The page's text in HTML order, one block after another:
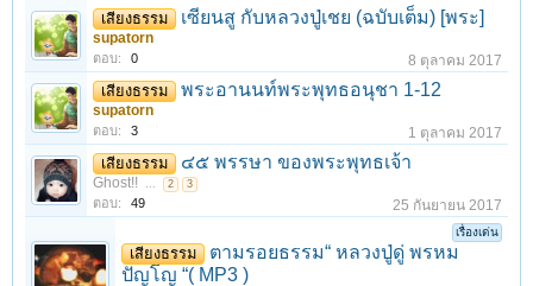
เสียงธรรม เซียนสู กับหลวงปู่เชย (ฉบับเต็ม) [พระ]
supatorn
ตอบ: 0 8 ตุลาคม 2017
เสียงธรรม พระอานนท์พระพุทธอนุชา 1-12
supatorn
ตอบ: 3 1 ตุลาคม 2017
เสียงธรรม ๔๕ พรรษา ของพระพุทธเจ้า
Ghost!! ... 2 3
ตอบ: 49 25 กันยายน 2017
เรื่องเด่น
เสียงธรรม
ตามรอยธรรม“ หลวงปู่ดู่ พรหม
ปัญโญ “( MP3 )